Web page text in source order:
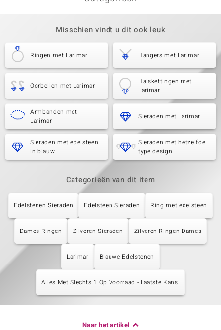
Misschien vindt u dit ook leuk
Ringen met Larimar Hangers met Larimar
Oorbellen met Larimar
Halskettingen met
Larimar
Armbanden met
Larimar
Sieraden met Larimar
Sieraden met edelsteen
in blauw
Sieraden met hetzelfde
type design
Categorieën van dit item
Edelstenen Sieraden Edelsteen Sieraden Ring met edelsteen
Dames Ringen Zilveren Sieraden Zilveren Ringen Dames
Larimar Blauwe Edelstenen
Alles Met Slechts 1 Op Voorraad - Laatste Kans!
Naar het artikel